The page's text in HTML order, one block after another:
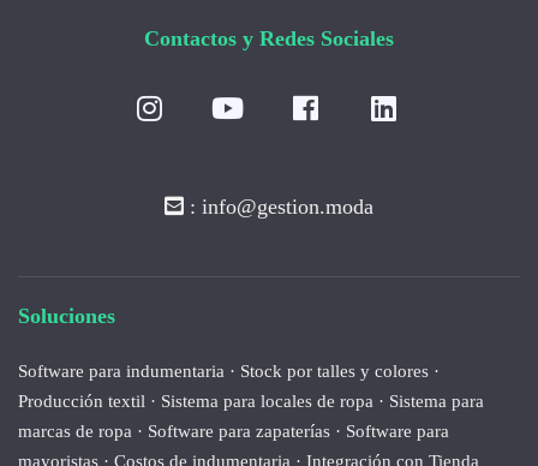
Contactos y Redes Sociales
: info@gestion.moda
Soluciones
Software para indumentaria · Stock por talles y colores ·
Producción textil · Sistema para locales de ropa · Sistema para
marcas de ropa · Software para zapaterías · Software para
mayoristas · Costos de indumentaria · Integración con Tienda